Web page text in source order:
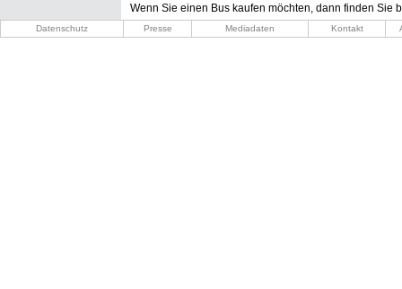
Wenn Sie einen Bus kaufen möchten, dann finden Sie
Datenschutz Presse Mediadaten Kontakt